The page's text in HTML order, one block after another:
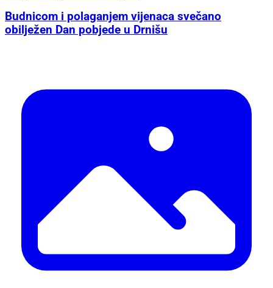
Budnicom i polaganjem vijenaca svečano
obilježen Dan pobjede u Drnišu